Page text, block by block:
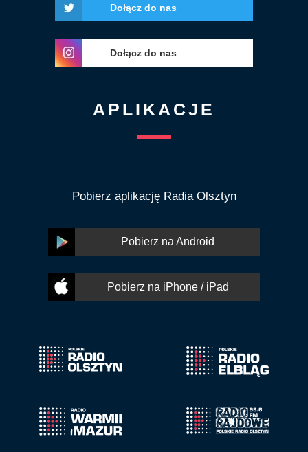
Dołącz do nas
Dołącz do nas
APLIKACJE
Pobierz aplikację Radia Olsztyn
Pobierz na Android
Pobierz na iPhone / iPad